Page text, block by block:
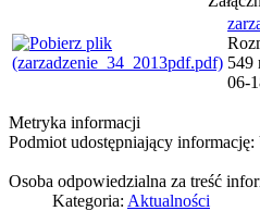
549
06-
Metryka informacji
Podmiot udostępniający
Osoba odpowiedzialna za treść
Kategoria: Aktualności